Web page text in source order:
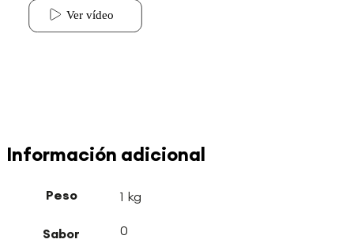
Información adicional
Peso 1 kg
Sabor 0